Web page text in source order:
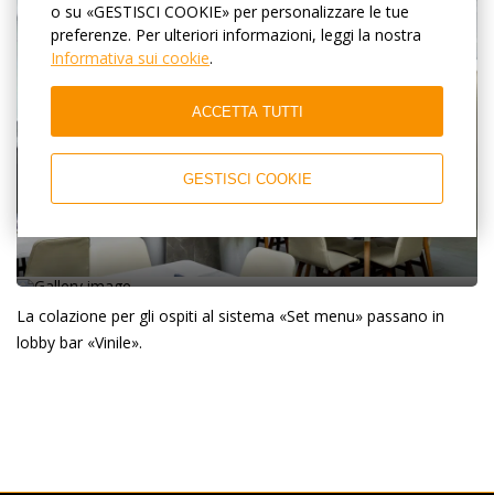
o su «GESTISCI COOKIE» per personalizzare le tue
preferenze. Per ulteriori informazioni, leggi la nostra
Informativa sui cookie.
ACCETTA TUTTI
GESTISCI COOKIE
La colazione per gli ospiti al sistema «Set menu» passano in
lobby bar «Vinile».